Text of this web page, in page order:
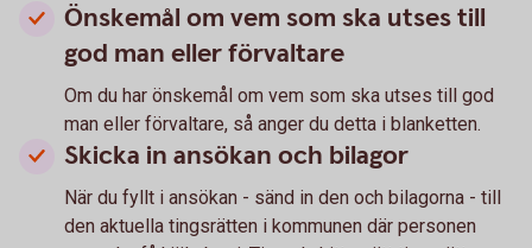
Önskemål om vem som ska utses till
god man eller förvaltare
Om du har önskemål om vem som ska utses till god
man eller förvaltare, så anger du detta i blanketten.
Skicka in ansökan och bilagor
När du fyllt i ansökan - sänd in den och bilagorna - till
den aktuella tingsrätten i kommunen där personen